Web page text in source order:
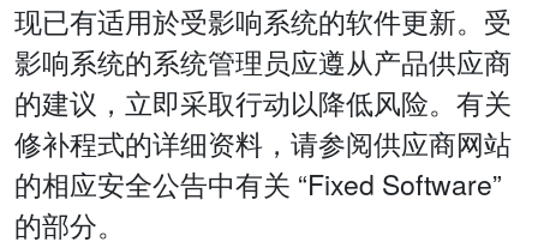
现已有适用於受影响系统的软件更新。受
影响系统的系统管理员应遵从产品供应商
的建议，立即采取行动以降低风险。有关
修补程式的详细资料，请参阅供应商网站
的相应安全公告中有关 “Fixed Software”
的部分。